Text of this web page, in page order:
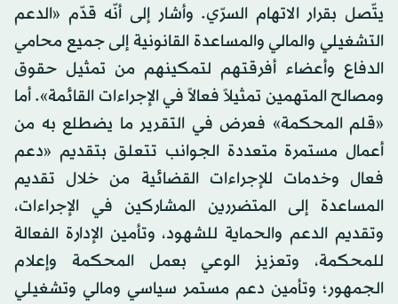
يتّصل بقرار الاتهام السرّي. وأشار إلى أنّه قدّم «الدعم
التشغيلي والمالي والمساعدة القانونية إلى جميع محامي
الدفاع وأعضاء أفرقتهم لتمكينهم من تمثيل حقوق
ومصالح المتهمين تمثيلاً فعالاً في الإجراءات القائمة». أما
«قلم المحكمة» فعرض في التقرير ما يضطلع به من
أعمال مستمرة متعددة الجوانب تتعلق بتقديم «دعم
فعال وخدمات للإجراءات القضائية من خلال تقديم
المساعدة إلى المتضررين المشاركين في الإجراءات،
وتقديم الدعم والحماية للشهود، وتأمين الإدارة الفعالة
للمحكمة، وتعزيز الوعي بعمل المحكمة وإعلام
الجمهور؛ وتأمين دعم مستمر سياسي ومالي وتشغيلي